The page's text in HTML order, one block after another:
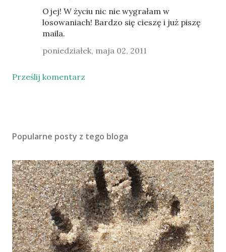
Ojej! W życiu nic nie wygrałam w
losowaniach! Bardzo się cieszę i już piszę
maila.
poniedziałek, maja 02, 2011
Prześlij komentarz
Popularne posty z tego bloga